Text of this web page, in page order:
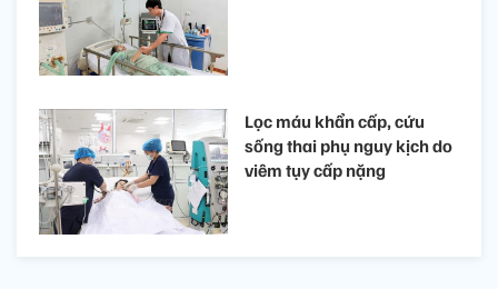
Lọc máu khẩn cấp, cứu
sống thai phụ nguy kịch do
viêm tụy cấp nặng